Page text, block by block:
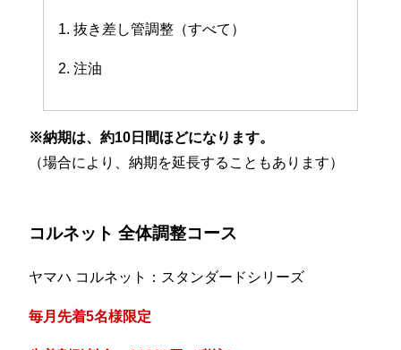
1. 抜き差し管調整（すべて）
2. 注油
※納期は、約10日間ほどになります。
（場合により、納期を延長することもあります）
コルネット 全体調整コース
ヤマハ コルネット：スタンダードシリーズ
毎月先着5名様限定